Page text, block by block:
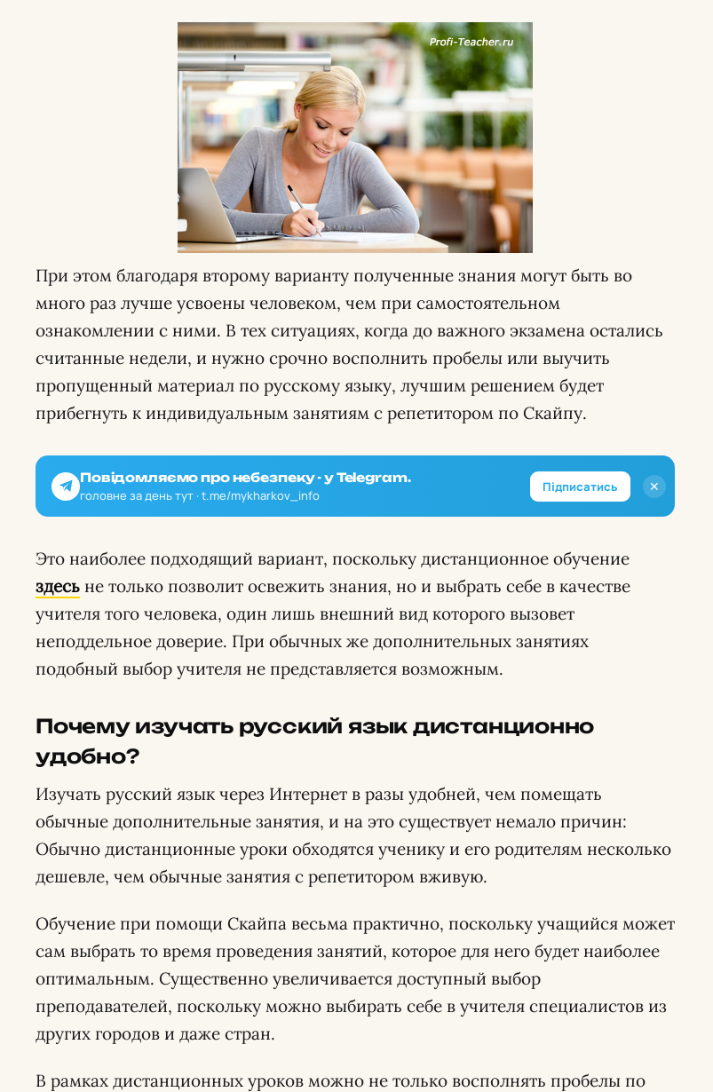
При этом благодаря второму варианту полученные знания могут быть во
много раз лучше усвоены человеком, чем при самостоятельном
ознакомлении с ними. В тех ситуациях, когда до важного экзамена остались
считанные недели, и нужно срочно восполнить пробелы или выучить
пропущенный материал по русскому языку, лучшим решением будет
прибегнуть к индивидуальным занятиям с репетитором по Скайпу.
✕
Повідомляємо про небезпеку - у Telegram.
головне за день тут · t.me/mykharkov_info
Підписатись
Это наиболее подходящий вариант, поскольку дистанционное обучение
здесь не только позволит освежить знания, но и выбрать себе в качестве
учителя того человека, один лишь внешний вид которого вызовет
неподдельное доверие. При обычных же дополнительных занятиях
подобный выбор учителя не представляется возможным.
Почему изучать русский язык дистанционно
удобно?
Изучать русский язык через Интернет в разы удобней, чем помещать
обычные дополнительные занятия, и на это существует немало причин:
Обычно дистанционные уроки обходятся ученику и его родителям несколько
дешевле, чем обычные занятия с репетитором вживую.
Обучение при помощи Скайпа весьма практично, поскольку учащийся может
сам выбрать то время проведения занятий, которое для него будет наиболее
оптимальным. Существенно увеличивается доступный выбор
преподавателей, поскольку можно выбирать себе в учителя специалистов из
других городов и даже стран.
В рамках дистанционных уроков можно не только восполнять пробелы по